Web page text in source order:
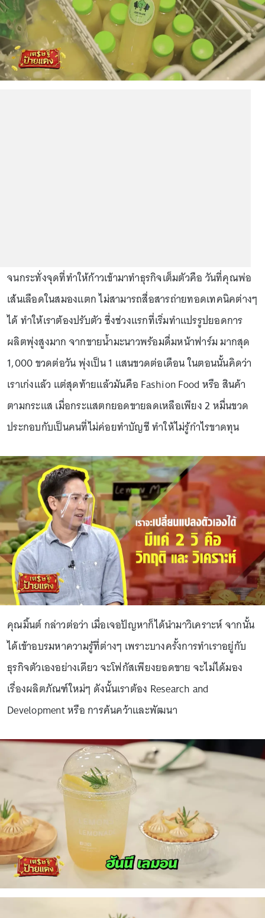
จนกระทั่งจุดที่ทำให้ก้าวเข้ามาทำธุรกิจเต็มตัวคือ วันที่คุณพ่อ
เส้นเลือดในสมองแตก ไม่สามารถสื่อสารถ่ายทอดเทคนิคต่างๆ
ได้ ทำให้เราต้องปรับตัว ซึ่งช่วงแรกที่เริ่มทำแปรรูปยอดการ
ผลิตพุ่งสูงมาก จากขายน้ำมะนาวพร้อมดื่มหน้าฟาร์ม มากสุด
1,000 ขวดต่อวัน พุ่งเป็น 1 แสนขวดต่อเดือน ในตอนนั้นคิดว่า
เราเก่งแล้ว แต่สุดท้ายแล้วมันคือ Fashion Food หรือ สินค้า
ตามกระแส เมื่อกระแสตกยอดขายลดเหลือเพียง 2 หมื่นขวด
ประกอบกับเป็นคนที่ไม่ค่อยทำบัญชี ทำให้ไม่รู้กำไรขาดทุน
คุณมิ้นต์ กล่าวต่อว่า เมื่อเจอปัญหาก็ได้นำมาวิเคราะห์ จากนั้น
ได้เข้าอบรมหาความรู้ที่ต่างๆ เพราะบางครั้งการทำเราอยู่กับ
ธุรกิจตัวเองอย่างเดียว จะโฟกัสเพียงยอดขาย จะไม่ได้มอง
เรื่องผลิตภัณฑ์ใหม่ๆ ดังนั้นเราต้อง Research and
Development หรือ การค้นคว้าและพัฒนา